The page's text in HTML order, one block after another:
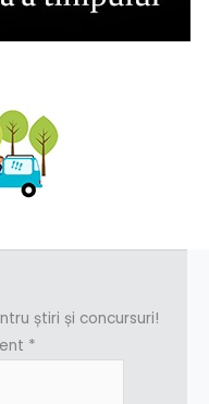
știri și concursuri!
*